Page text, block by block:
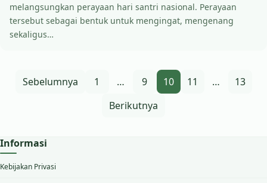
melangsungkan perayaan hari santri nasional. Perayaan
tersebut sebagai bentuk untuk mengingat, mengenang
sekaligus…
Paginasi pos
Sebelumnya 1 … 9 10 11 …
13
Berikutnya
Informasi
Kebijakan Privasi